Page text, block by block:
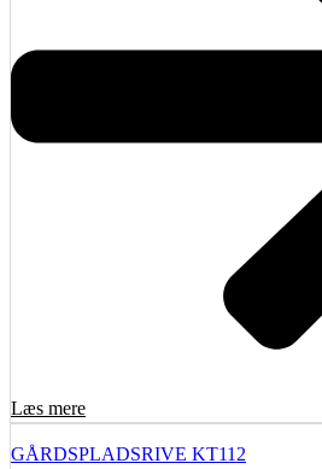
Læs mere
GÅRDSPLADSRIVE KT112